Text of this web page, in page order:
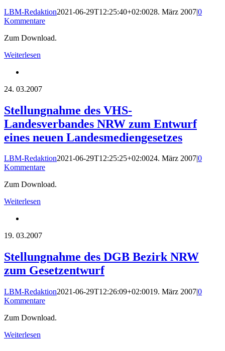
LBM-Redaktion2021-06-29T12:25:40+02:0028. März 2007|0
Kommentare
Zum Download.
Weiterlesen
24. 03.2007
Stellungnahme des VHS-
Landesverbandes NRW zum Entwurf
eines neuen Landesmediengesetzes
LBM-Redaktion2021-06-29T12:25:25+02:0024. März 2007|0
Kommentare
Zum Download.
Weiterlesen
19. 03.2007
Stellungnahme des DGB Bezirk NRW
zum Gesetzentwurf
LBM-Redaktion2021-06-29T12:26:09+02:0019. März 2007|0
Kommentare
Zum Download.
Weiterlesen